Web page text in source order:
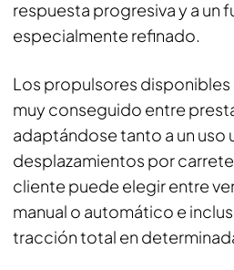
respuesta progresiva y a un
especialmente refinado.
Los propulsores
muy conseguido entre
adaptándose tanto a un uso
desplazamientos por
cliente puede elegir entre
manual o automático e
tracción total en